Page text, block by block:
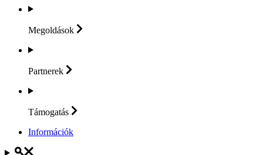
Megoldások
Partnerek
Támogatás
Információk